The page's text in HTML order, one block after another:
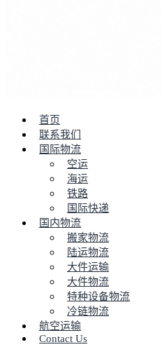
首页
联系我们
国际物流
空运
海运
铁路
国际快递
国内物流
搬家物流
陆运物流
大件运输
大件物流
特种设备物流
冷链物流
航空运输
Contact Us